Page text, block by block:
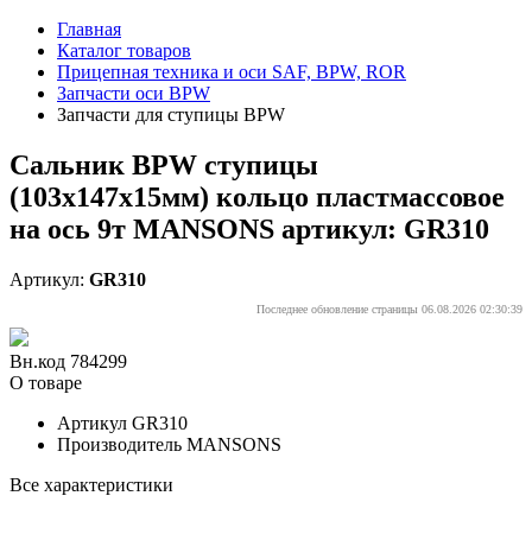
Главная
Каталог товаров
Прицепная техника и оси SAF, BPW, ROR
Запчасти оси BPW
Запчасти для ступицы BPW
Сальник BPW ступицы
(103х147х15мм) кольцо пластмассовое
на ось 9т MANSONS артикул: GR310
Артикул: GR310
Последнее обновление страницы 06.08.2026 02:30:39
Вн.код 784299
О товаре
Артикул GR310
Производитель MANSONS
Все характеристики